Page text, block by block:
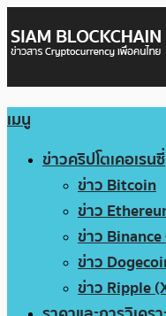
เมนู
ข่าวคริปโตเคอเรนซี่
ข่าว Bitcoin
ข่าว
ข่าว
ข่าว
ข่าว Ripple